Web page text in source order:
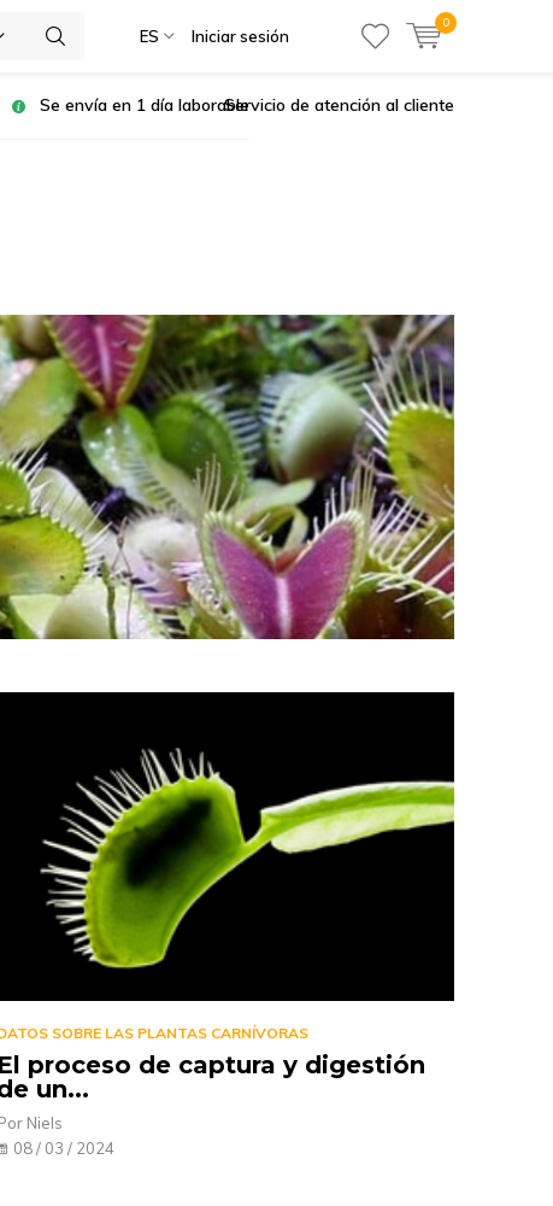
ES Iniciar sesión
0
Se envía en 1 día laborableServicio de atención al cliente
SOBRE LAS PLANTAS CARNÍVORAS
El proceso de captura y digestión
un...
Niels
08 / 03 / 2024